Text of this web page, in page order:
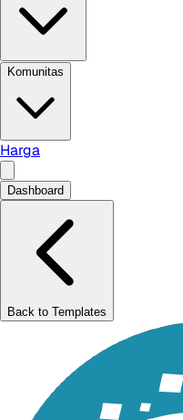
Komunitas
Harga
Dashboard
Back to Templates